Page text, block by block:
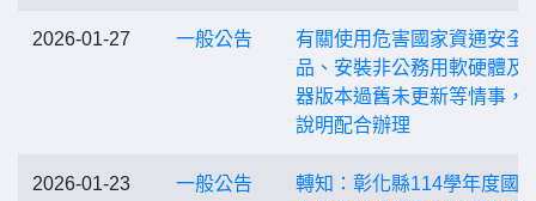
2026-01-27 一般公告
有關使用危害國家資通安全
品、安裝非公務用軟硬體及
器版本過舊未更新等情事，
說明配合辦理
2026-01-23 一般公告
轉知：彰化縣114學年度國